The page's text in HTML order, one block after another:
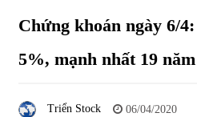
Top 10 mặt hàng Việt
15/06/2022
Top 10 mặt hàng Việt
Chứng khoán ngày 6/
5%, mạnh nhất 19 năm
Triển Stock 06/04/2020